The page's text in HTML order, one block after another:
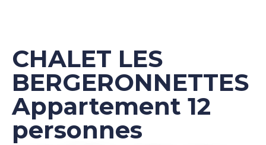
CHALET LES
BERGERONNETTES
Appartement 12
personnes